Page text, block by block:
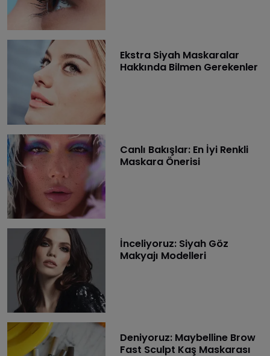
Ekstra Siyah Maskaralar
Hakkında Bilmen Gerekenler
Canlı Bakışlar: En İyi Renkli
Maskara Önerisi
İnceliyoruz: Siyah Göz
Makyajı Modelleri
Deniyoruz: Maybelline Brow
Fast Sculpt Kaş Maskarası